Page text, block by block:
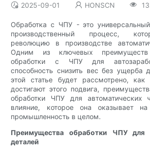
2025-09-01 HONSCN
Обработка с ЧПУ - это
производственный процесс,
революцию в производстве
Одним из ключевых преимуществ
обработки с ЧПУ для
способность снизить вес без ущерба
этой статье будет рассмотрено,
достигают этого подвига,
обработки ЧПУ для автоматических
влияние, которое она оказывает на
промышленность в целом.
Преимущества обработки ЧПУ для
деталей